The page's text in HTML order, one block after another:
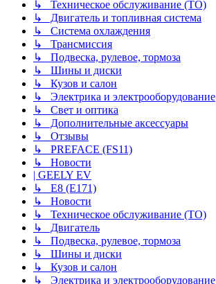
↳ Техническое обслуживание (ТО)
↳ Двигатель и топливная система
↳ Система охлаждения
↳ Трансмиссия
↳ Подвеска, рулевое, тормоза
↳ Шины и диски
↳ Кузов и салон
↳ Электрика и электрооборудование
↳ Свет и оптика
↳ Дополнительные аксессуары
↳ Отзывы
↳ PREFACE (FS11)
↳ Новости
| GEELY EV
↳ E8 (E171)
↳ Новости
↳ Техническое обслуживание (ТО)
↳ Двигатель
↳ Подвеска, рулевое, тормоза
↳ Шины и диски
↳ Кузов и салон
↳ Электрика и электрооборудование